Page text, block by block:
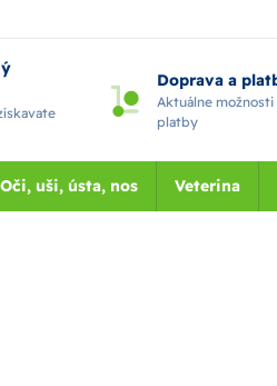
Doprava a
Aktuálne
platby
Oči, uši, ústa, nos Veterina